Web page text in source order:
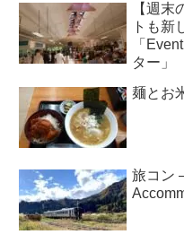
【週
トも新
「
ター」
麺とお
旅コン